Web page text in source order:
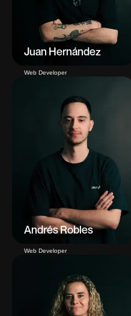
Juan Hernández
Web Developer
Andrés Robles
Web Developer